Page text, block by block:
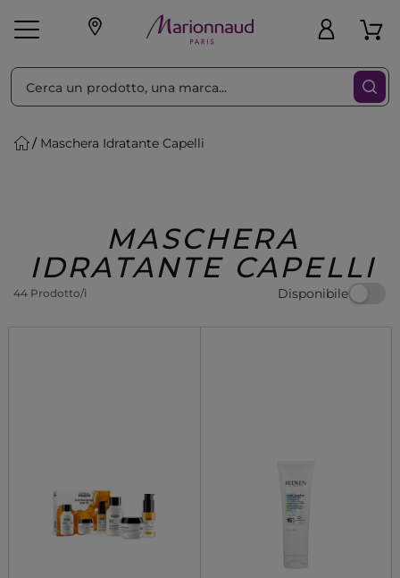
Make-up Profumi
Regalo
Maschera Idratante Capelli
MASCHERA
IDRATANTE CAPELLI
44 Prodotto/i Disponibile
Ordina per Filtra